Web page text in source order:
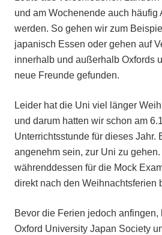
und am Wochenende auch häufig
werden. So gehen wir zum
japanisch Essen oder gehen auf
innerhalb und außerhalb Oxfords
neue Freunde gefunden.
Leider hat die Uni viel länger
und darum hatten wir schon am
Unterrichtsstunde für dieses Jahr.
angenehm sein, zur Uni zu
währenddessen für die Mock
direkt nach den Weihnachtsferien
Bevor die Ferien jedoch anfingen,
Oxford University Japan Society